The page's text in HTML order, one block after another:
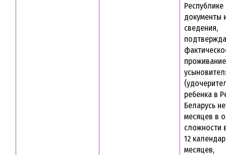
Республике
документы
сведения,
ребенка в
Беларусь
месяцев в
сложности
12
месяцев,